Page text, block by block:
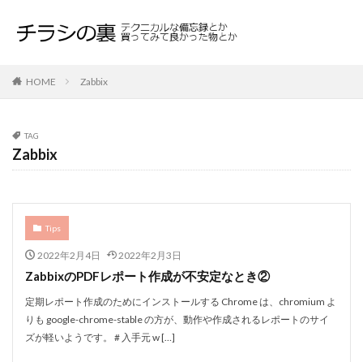
HOME Zabbix
TAG
Zabbix
Tips
2022年2月4日 2022年2月3日
ZabbixのPDFレポート作成が不安定なとき②
定期レポート作成のためにインストールする Chrome は、chromium よ
りも google-chrome-stable の方が、動作や作成されるレポートのサイ
ズが軽いようです。 # 入手元 w […]